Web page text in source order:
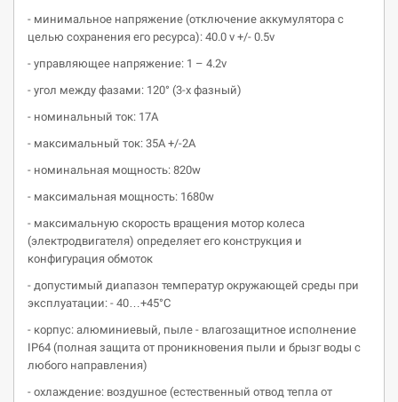
- минимальное напряжение (отключение аккумулятора с
целью сохранения его ресурса): 40.0 v +/- 0.5v
- управляющее напряжение: 1 – 4.2v
- угол между фазами: 120° (3-х фазный)
- номинальный ток: 17А
- максимальный ток: 35А +/-2А
- номинальная мощность: 820w
- максимальная мощность: 1680w
- максимальную скорость вращения мотор колеса
(электродвигателя) определяет его конструкция и
конфигурация обмоток
- допустимый диапазон температур окружающей среды при
эксплуатации: - 40…+45°С
- корпус: алюминиевый, пыле - влагозащитное исполнение
IP64 (полная защита от проникновения пыли и брызг воды с
любого направления)
- охлаждение: воздушное (естественный отвод тепла от